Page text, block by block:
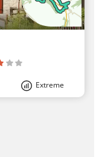
Extreme